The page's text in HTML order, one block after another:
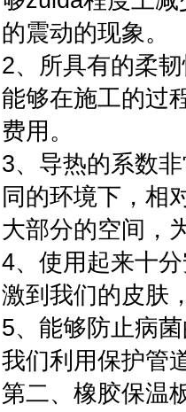
的震动的现象。
2、所具有的柔
能够在施工的过
费用。
3、导热的系数
同的环境下，相
大部分的空间，
4、使用起来十
激到我们的皮肤
5、能够防止病
我们利用保护管
第二、橡胶保温